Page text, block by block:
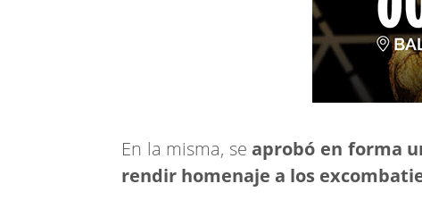
En la misma, se aprobó en forma
rendir homenaje a los